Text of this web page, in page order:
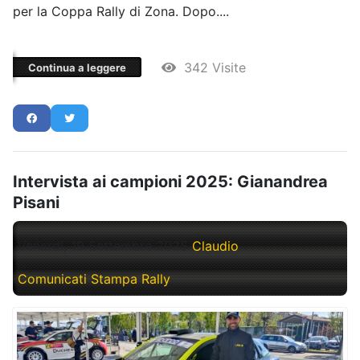
per la Coppa Rally di Zona. Dopo....
Continua a leggere 342 Visite
Intervista ai campioni 2025: Gianandrea
Pisani
Venerdì, 19 Settembre 2025 Claudio
Comunicati Stampa Rally